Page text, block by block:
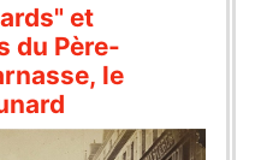
et
du Père-
le